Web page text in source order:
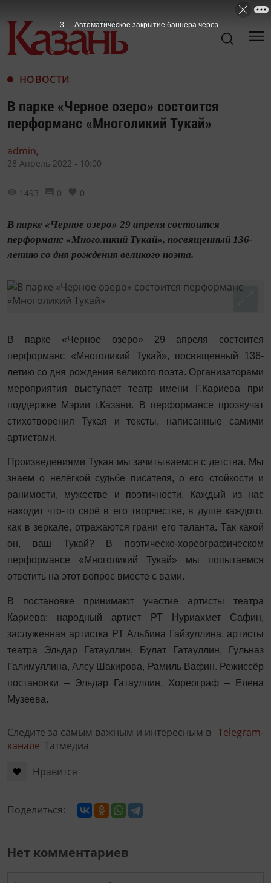
НОВОСТИ
В парке «Черное озеро» состоится
перформанс «Многоликий Тукай»
admin,
28 Апрель 2022 - 10:00
1493 0 0
В парке «Черное озеро» 29 апреля состоится
перформанс «Многоликий Тукай», посвященный 136-
летию со дня рождения великого поэта.
В парке «Черное озеро» 29 апреля состоится
перформанс «Многоликий Тукай», посвященный 136-
летию со дня рождения великого поэта. Организаторами
мероприятия выступает театр имени Г.Кариева при
поддержке Мэрии г.Казани. В перформансе прозвучат
стихотворения Тукая и тексты, написанные самими
артистами.
Произведениями Тукая мы зачитываемся с детства. Мы
знаем о нелёгкой судьбе писателя, о его стойкости и
ранимости, мужестве и поэтичности. Каждый из нас
находит что-то своё в его творчестве, в душе каждого,
как в зеркале, отражаются грани его таланта. Так какой
он, ваш Тукай? В поэтическо-хореографическом
перформансе «Многоликий Тукай» мы попытаемся
ответить на этот вопрос вместе с вами.
В постановке принимают участие артисты театра
Кариева: народный артист РТ Нуриахмет Сафин,
заслуженная артистка РТ Альбина Гайзуллина, артисты
театра Эльдар Гатауллин, Булат Гатауллин, Гульназ
Галимуллина, Алсу Шакирова, Рамиль Вафин. Режиссёр
постановки – Эльдар Гатауллин. Хореограф – Елена
Музеева.
Следите за самым важным и интересным в Telegram-
канале Татмедиа
Нравится
Поделиться:
Нет комментариев
1 Автоматическое закрытие баннера через